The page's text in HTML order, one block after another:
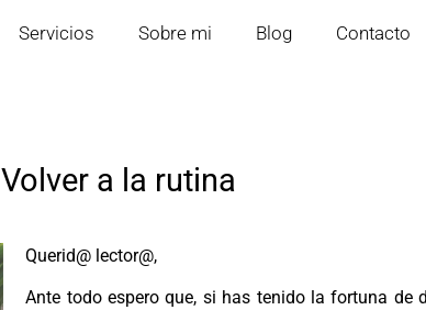
Servicios Sobre mi Blog Contacto
Volver a la rutina
Querid@ lector@,
Ante todo espero que, si has tenido la fortuna de